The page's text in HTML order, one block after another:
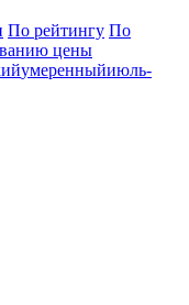
По рейтингу По
цены
умеренныйиюль-